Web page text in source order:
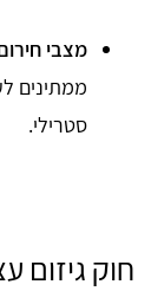
מצבי
ממתינים
סטרילי.
חוק גיזום